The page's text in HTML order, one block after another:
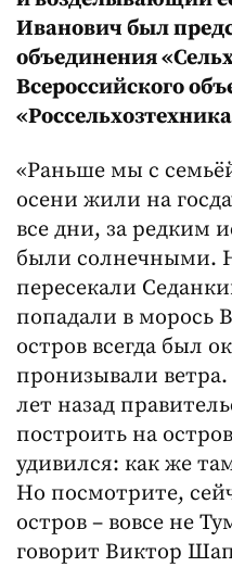
Иванович был
объединения
Всероссийского
«Раньше мы с
осени жили на
все дни, за редким
были солнечными.
пересекали
попадали в морось
остров всегда был
пронизывали
лет назад
построить на
удивился: как же
Но посмотрите,
остров – вовсе не
говорит Виктор